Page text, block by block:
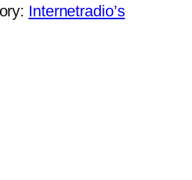
Internetradio’s